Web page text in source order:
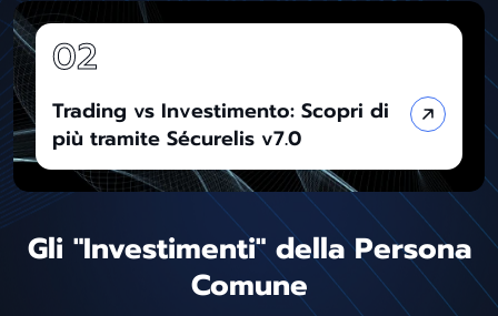
Gli "Investimenti" della Persona
Comune
Trading vs Investimento: Scopri di
più tramite Sécurelis v7.0